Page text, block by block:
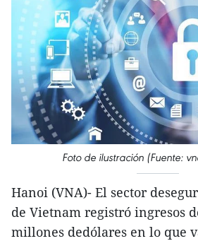
Foto de ilustración (Fuente:
Hanoi (VNA)- El sector
de Vietnam registró ingresos
millones dedólares en lo que